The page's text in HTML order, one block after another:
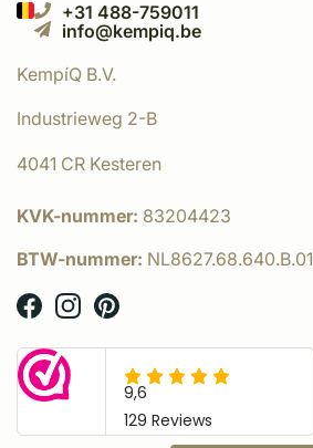
+31 488-759011
info@kempiq.be
KempíQ B.V.
Industrieweg 2-B
4041 CR Kesteren
KVK-nummer: 83204423
BTW-nummer: NL8627.68.640.B.01